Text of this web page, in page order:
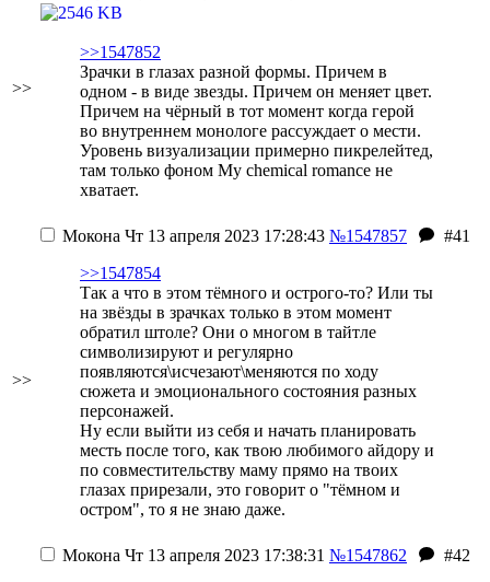
>>
>>1547852
Зрачки в глазах разной формы. Причем в
одном - в виде звезды. Причем он меняет цвет.
Причем на чёрный в тот момент когда герой
во внутреннем монологе рассуждает о мести.
Уровень визуализации примерно пикрелейтед,
там только фоном My chemical romance не
хватает.
>>
Мокона Чт 13 апреля 2023 17:28:43 №1547857
#41
>>1547854
Так а что в этом тёмного и острого-то? Или ты
на звёзды в зрачках только в этом момент
обратил штоле? Они о многом в тайтле
символизируют и регулярно
появляются\исчезают\меняются по ходу
сюжета и эмоционального состояния разных
персонажей.
Ну если выйти из себя и начать планировать
месть после того, как твою любимого айдору и
по совместительству маму прямо на твоих
глазах прирезали, это говорит о "тёмном и
остром", то я не знаю даже.
Мокона Чт 13 апреля 2023 17:38:31 №1547862
#42